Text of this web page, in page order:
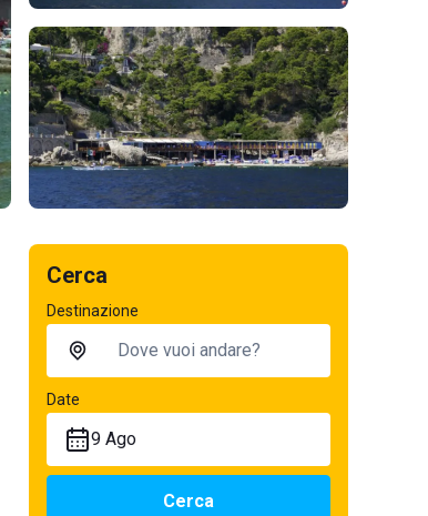
Cerca
Destinazione
Date
9 Ago
Cerca